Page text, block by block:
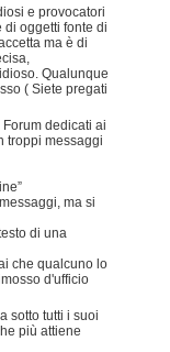
e provocatori
oggetti fonte di
ma è di
Qualunque
( Siete pregati
dedicati ai
troppi messaggi
ma si
di una
che qualcuno lo
d'ufficio
sotto tutti i suoi
più attiene